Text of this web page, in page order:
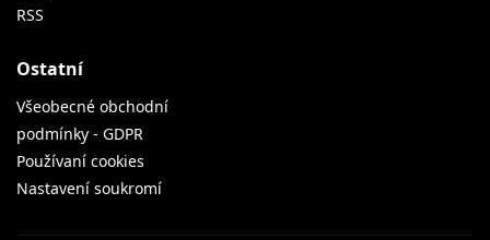
RSS
Ostatní
Všeobecné obchodní
podmínky - GDPR
Používaní cookies
Nastavení soukromí